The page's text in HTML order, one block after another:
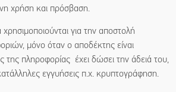
χρήση και πρόσβαση.
για την αποστολή
μόνο όταν ο αποδέκτης είναι
της πληροφορίας έχει δώσει την άδειά του,
εγγυήσεις π.χ. κρυπτογράφηση.